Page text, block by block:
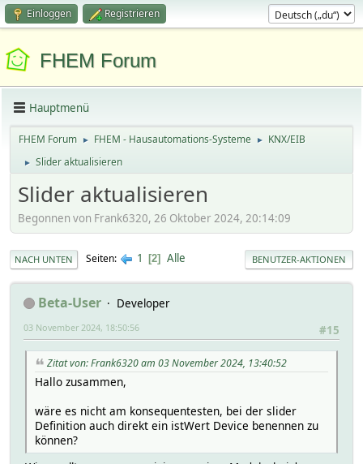
Einloggen Registrieren
FHEM Forum
Hauptmenü
FHEM Forum ► FHEM - Hausautomations-Systeme ► KNX/EIB
► Slider aktualisieren
Slider aktualisieren
Begonnen von Frank6320, 26 Oktober 2024, 20:14:09
NACH UNTEN Seiten 1 2 Alle BENUTZER-AKTIONEN
Beta-User
Developer
#15
03 November 2024, 18:50:56
Zitat von: Frank6320 am 03 November 2024, 13:40:52
Hallo zusammen,
wäre es nicht am konsequentesten, bei der slider
Definition auch direkt ein istWert Device benennen zu
können?